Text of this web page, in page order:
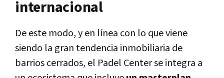
internacional
De este modo, y en línea con lo que viene
siendo la gran tendencia inmobiliaria de
barrios cerrados, el Padel Center se integra a